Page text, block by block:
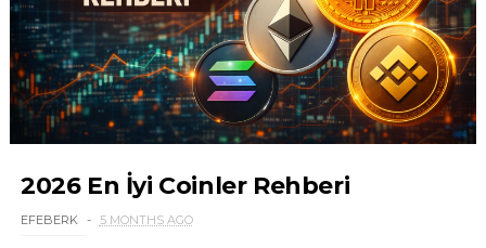
2026 En İyi Coinler Rehberi
EFEBERK 5 MONTHS AGO